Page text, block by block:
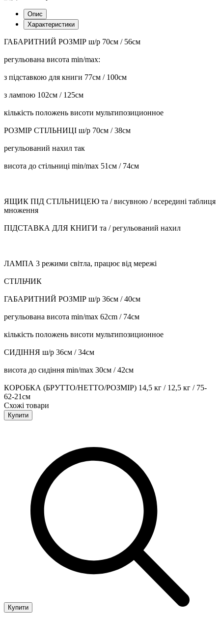
Опис
Характеристики
ГАБАРИТНИЙ РОЗМІР ш/р 70см / 56см
регульована висота min/max:
з підставкою для книги 77см / 100см
з лампою 102см / 125см
кількість положень висоти мультипозиционное
РОЗМІР СТІЛЬНИЦІ ш/р 70см / 38см
регульований нахил так
висота до стільниці min/max 51см / 74см
ЯЩИК ПІД СТІЛЬНИЦЕЮ та / висувною / всередині таблиця
множення
ПІДСТАВКА ДЛЯ КНИГИ та / регульований нахил
ЛАМПА 3 режими світла, працює від мережі
СТІЛЬЧИК
ГАБАРИТНИЙ РОЗМІР ш/р 36см / 40см
регульована висота min/max 62cm / 74см
кількість положень висоти мультипозиционное
СИДІННЯ ш/р 36см / 34см
висота до сидіння min/max 30см / 42см
КОРОБКА (БРУТТО/НЕТТО/РОЗМІР) 14,5 кг / 12,5 кг / 75-
62-21см
Схожі товари
Купити
Купити